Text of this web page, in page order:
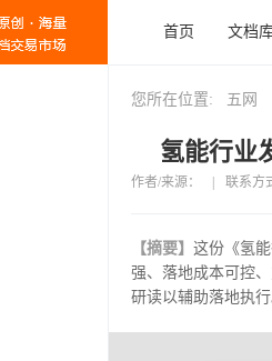
首页 文档
您所在位置: 五网
氢能行业
作者/来源： 联系方
【摘要】 这份《氢
强、落地成本可控
研读以辅助落地执